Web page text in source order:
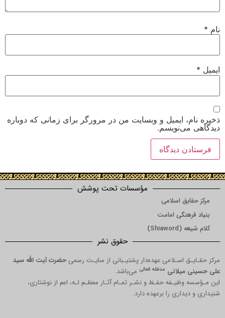
نام *
ایمیل *
ذخیره نام، ایمیل و وبسایت من در مرورگر برای زمانی که دوباره
دیدگاهی می‌نویسم.
مؤسسات تحت پوشش
مرکز حقایق اسلامی
بنیاد فرهنگی امامت
کلام شیعه (Shiaword)
حقوق نشر
مرکز حقـایـق اسـلامی عهده‌دار پشتیـبانی از سایـت رسمی حضرت آیت الله سید
علی حسینی میلانی مدظله العالی می‌باشد.
این مـؤسسه وظیـفه حفـظ و نشـر تمـام آثـار معظـم لـه، اعم از نوشتاری،
شنیداری و دیداری را برعهده دارد.